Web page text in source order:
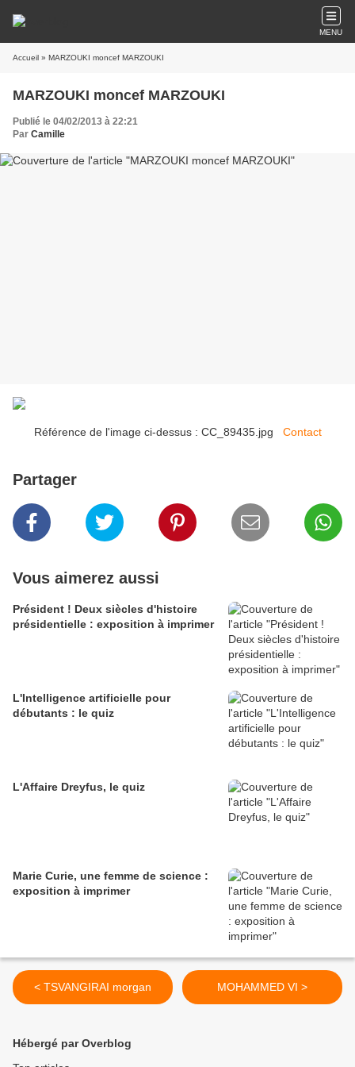
MENU
Accueil » MARZOUKI moncef MARZOUKI
MARZOUKI moncef MARZOUKI
Publié le 04/02/2013 à 22:21
Par Camille
Référence de l'image ci-dessus : CC_89435.jpg Contact
Partager
Vous aimerez aussi
Président ! Deux siècles d'histoire
présidentielle : exposition à imprimer
L'Intelligence artificielle pour
débutants : le quiz
L'Affaire Dreyfus, le quiz
Marie Curie, une femme de science :
exposition à imprimer
< TSVANGIRAI morgan MOHAMMED VI >
Hébergé par Overblog